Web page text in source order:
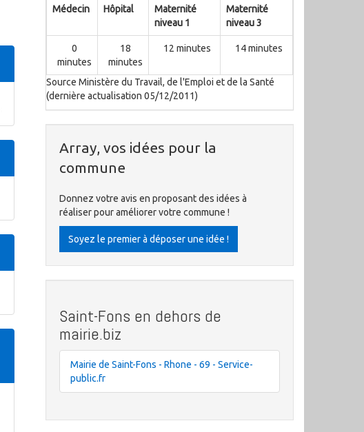
Médecin Hôpital
Maternité
niveau 1
Maternité
niveau 3
0
minutes
18
minutes
12 minutes 14 minutes
Source Ministère du Travail, de l'Emploi et de la Santé
(dernière actualisation 05/12/2011)
Array, vos idées pour la
commune
Donnez votre avis en proposant des idées à
réaliser pour améliorer votre commune !
Soyez le premier à déposer une idée !
Saint-Fons en dehors de
mairie.biz
Mairie de Saint-Fons - Rhone - 69 - Service-
public.fr